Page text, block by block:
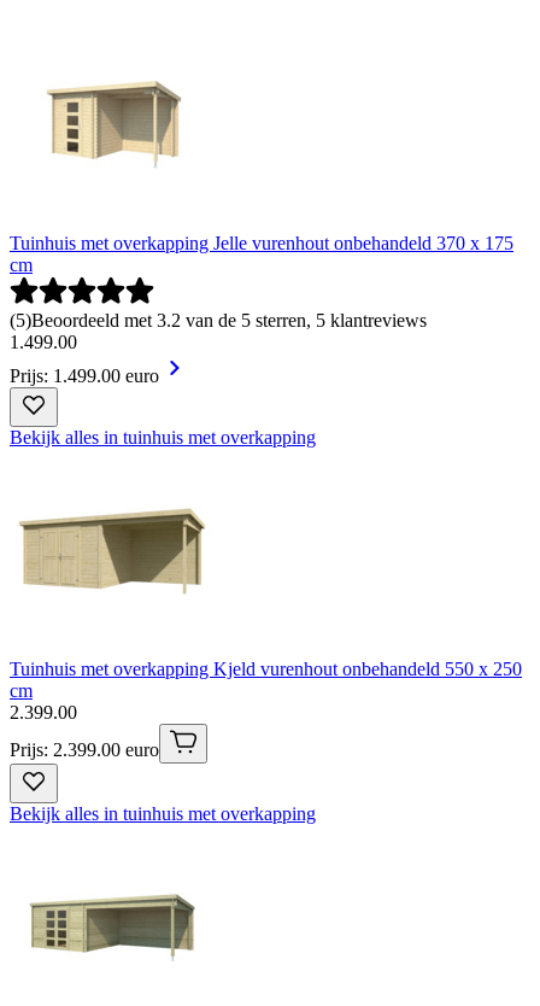
Tuinhuis met overkapping Jelle vurenhout onbehandeld 370 x 175
cm
(5)Beoordeeld met 3.2 van de 5 sterren, 5 klantreviews
1 .499.00
Prijs: 1.499.00 euro
Bekijk alles in tuinhuis met overkapping
Tuinhuis met overkapping Kjeld vurenhout onbehandeld 550 x 250
cm
2.399.00
Prijs: 2.399.00 euro
Bekijk alles in tuinhuis met overkapping